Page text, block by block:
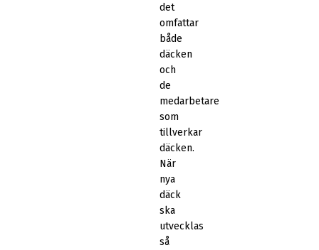
det
omfattar
både
däcken
och
de
medarbetare
som
tillverkar
däcken.
När
nya
däck
ska
utvecklas
så